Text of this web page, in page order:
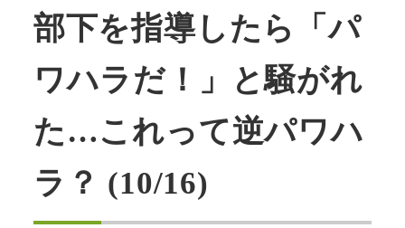
部下を指導したら「パ
ワハラだ！」と騒がれ
た…これって逆パワハ
ラ？ (10/16)